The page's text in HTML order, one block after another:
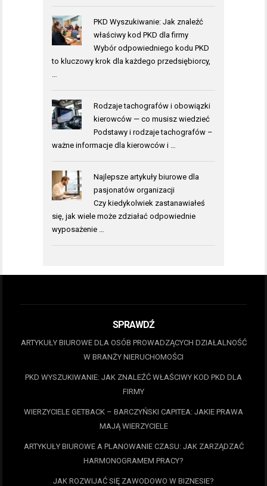
PKD Wyszukiwanie: Jak znaleźć
właściwy kod PKD dla firmy
Wybór odpowiedniego kodu PKD
to kluczowy krok dla każdego przedsiębiorcy,
Rodzaje tachografów i obowiązki
kierowców — co musisz wiedzieć
Podstawy i rodzaje tachografów –
ważne informacje dla kierowców i …
Najlepsze artykuły biurowe dla
pasjonatów organizacji
Czy kiedykolwiek zastanawiałeś
się, jak wiele może zdziałać odpowiednie
wyposażenie …
SPRAWDŹ
ARTYKUŁY BIUROWE DLA OSÓB PROWADZĄCYCH DZIAŁALNOŚĆ
W BRANŻY NIERUCHOMOŚCI
PKD WYSZUKIWANIE: JAK ZNALEŹĆ WŁAŚCIWY KOD PKD DLA
FIRMY
WIERZYCIELE GETBACK – BARCZYŃSKI CAPITEA: JAKIE PRAWA
MAJĄ WIERZYCIELE
ARTYKUŁY BIUROWE A PLANOWANIE CZASU: JAK ZARZĄDZAĆ
HARMONOGRAMEM PRACY?
JAK ROZWIJAĆ SIĘ ZAWODOWO W BIZNESIE?